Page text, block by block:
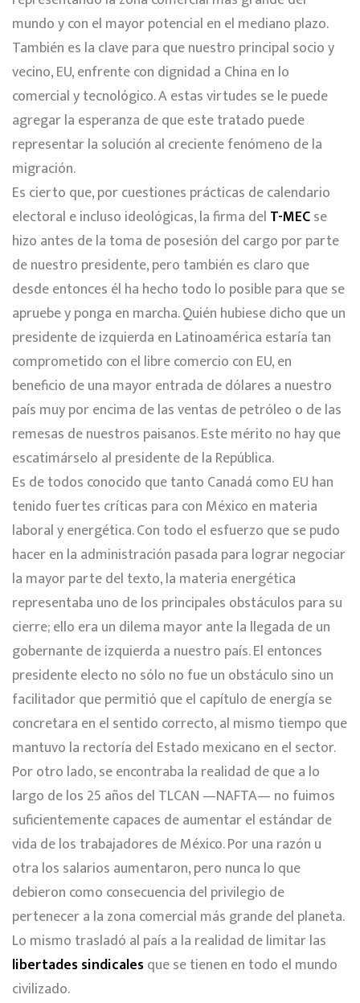
mundo y con el mayor potencial en el mediano plazo.
También es la clave para que nuestro principal socio y
vecino, EU, enfrente con dignidad a China en lo
comercial y tecnológico. A estas virtudes se le puede
agregar la esperanza de que este tratado puede
representar la solución al creciente fenómeno de la
migración.
Es cierto que, por cuestiones prácticas de calendario
electoral e incluso ideológicas, la firma del T-MECse
hizo antes de la toma de posesión del cargo por parte
de nuestro presidente, pero también es claro que
desde entonces él ha hecho todo lo posible para que se
apruebe y ponga en marcha. Quién hubiese dicho que un
presidente de izquierda en Latinoamérica estaría tan
comprometido con el libre comercio con EU, en
beneficio de una mayor entrada de dólares a nuestro
país muy por encima de las ventas de petróleo o de las
remesas de nuestros paisanos. Este mérito no hay que
escatimárselo al presidente de la República.
Es de todos conocido que tanto Canadá como EU han
tenido fuertes críticas para con México en materia
laboral y energética. Con todo el esfuerzo que se pudo
hacer en la administración pasada para lograr negociar
la mayor parte del texto, la materia energética
representaba uno de los principales obstáculos para su
cierre; ello era un dilema mayor ante la llegada de un
gobernante de izquierda a nuestro país. El entonces
presidente electo no sólo no fue un obstáculo sino un
facilitador que permitió que el capítulo de energía se
concretara en el sentido correcto, al mismo tiempo que
mantuvo la rectoría del Estado mexicano en el sector.
Por otro lado, se encontraba la realidad de que a lo
largo de los 25 años del TLCAN —NAFTA— no fuimos
suficientemente capaces de aumentar el estándar de
vida de los trabajadores de México. Por una razón u
otra los salarios aumentaron, pero nunca lo que
debieron como consecuencia del privilegio de
pertenecer a la zona comercial más grande del planeta.
Lo mismo trasladó al país a la realidad de limitar las
libertades sindicalesque se tienen en todo el mundo
civilizado.